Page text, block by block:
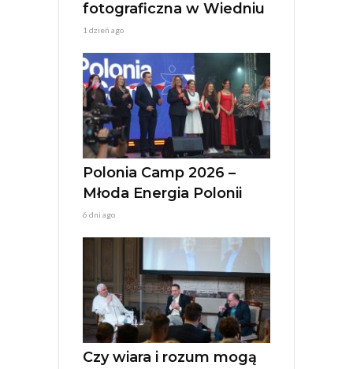
fotograficzna w Wiedniu
1 dzień ago
Polonia Camp 2026 –
Młoda Energia Polonii
6 dni ago
Czy wiara i rozum mogą